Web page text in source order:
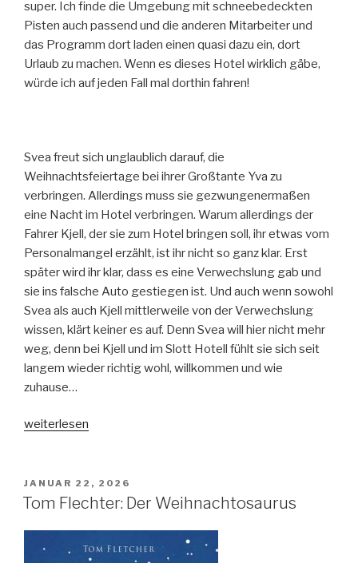
super. Ich finde die Umgebung mit schneebedeckten
Pisten auch passend und die anderen Mitarbeiter und
das Programm dort laden einen quasi dazu ein, dort
Urlaub zu machen. Wenn es dieses Hotel wirklich gäbe,
würde ich auf jeden Fall mal dorthin fahren!
Svea freut sich unglaublich darauf, die
Weihnachtsfeiertage bei ihrer Großtante Yva zu
verbringen. Allerdings muss sie gezwungenermaßen
eine Nacht im Hotel verbringen. Warum allerdings der
Fahrer Kjell, der sie zum Hotel bringen soll, ihr etwas vom
Personalmangel erzählt, ist ihr nicht so ganz klar. Erst
später wird ihr klar, dass es eine Verwechslung gab und
sie ins falsche Auto gestiegen ist. Und auch wenn sowohl
Svea als auch Kjell mittlerweile von der Verwechslung
wissen, klärt keiner es auf. Denn Svea will hier nicht mehr
weg, denn bei Kjell und im Slott Hotell fühlt sie sich seit
langem wieder richtig wohl, willkommen und wie
zuhause…
„Stefanie
Home
for
weiterlesen
VERÖFFENTLICHT
AM
JANUAR 22, 2026
Tom Flechter: Der Weihnachtosaurus